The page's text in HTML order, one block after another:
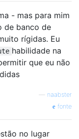
- mas para mim
de banco de
rígidas. Eu
habilidade na
que eu não
naabster
fonte
no lugar